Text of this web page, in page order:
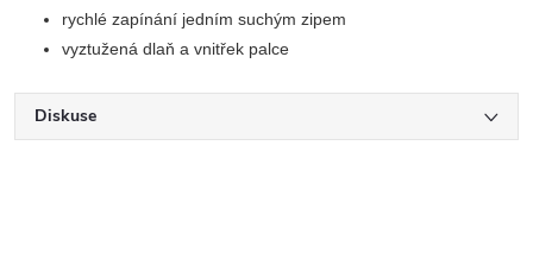
rychlé zapínání jedním suchým zipem
vyztužená dlaň a vnitřek palce
Diskuse